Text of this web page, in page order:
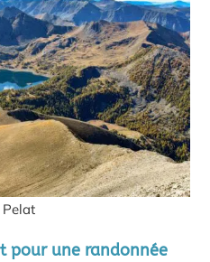
Pelat
pour une randonnée